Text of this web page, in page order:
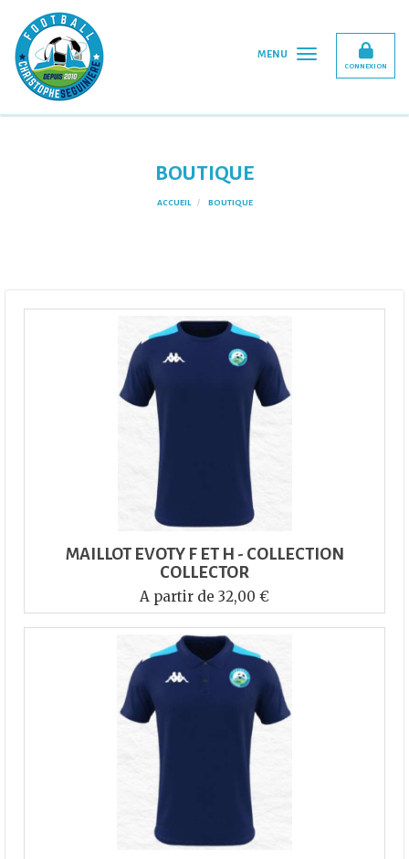
CONNEXION
MENU
BOUTIQUE
ACCUEIL BOUTIQUE
MAILLOT EVOTY F ET H - COLLECTION
COLLECTOR
A partir de 32,00 €
Panneau de gestion des cookies